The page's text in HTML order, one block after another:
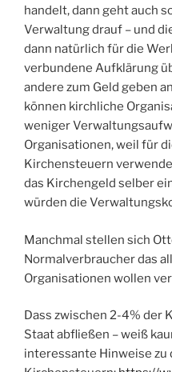
handelt, dann geht auch
Verwaltung drauf – und
dann natürlich für die
verbundene Aufklärung
andere zum Geld geben
können kirchliche
weniger
Organisationen, weil für
Kirchensteuern
das Kirchengeld selber
würden die
Manchmal stellen sich
Normalverbraucher das
Organisationen wollen
Dass zwischen 2-4% der
Staat abfließen – weiß
interessante Hinweise zu